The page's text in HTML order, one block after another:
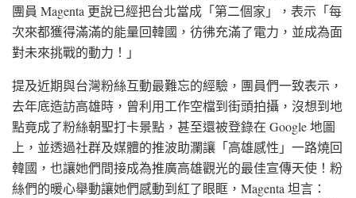
團員 Magenta 更說已經把台北當成「第二個家」，表示「每
次來都獲得滿滿的能量回韓國，彷彿充滿了電力，並成為面
對未來挑戰的動力！」
提及近期與台灣粉絲互動最難忘的經驗，團員們一致表示，
去年底造訪高雄時，曾利用工作空檔到街頭拍攝，沒想到地
點竟成了粉絲朝聖打卡景點，甚至還被登錄在 Google 地圖
上，並透過社群及媒體的推波助瀾讓「高雄感性」一路燒回
韓國，也讓她們間接成為推廣高雄觀光的最佳宣傳天使！粉
絲們的暖心舉動讓她們感動到紅了眼眶，Magenta 坦言：